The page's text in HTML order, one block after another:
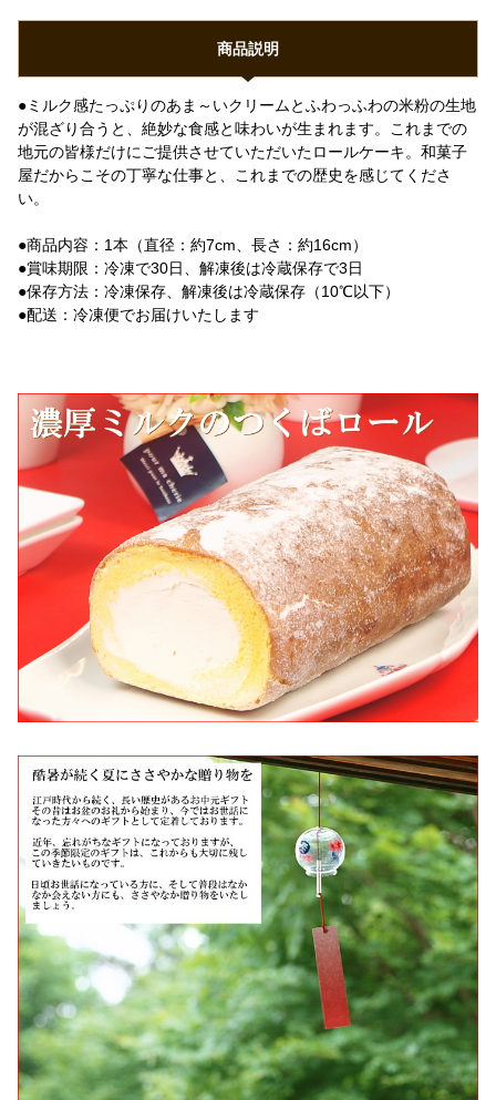
商品説明
●ミルク感たっぷりのあま～いクリームとふわっふわの米粉の生地
が混ざり合うと、絶妙な食感と味わいが生まれます。これまでの
地元の皆様だけにご提供させていただいたロールケーキ。和菓子
屋だからこその丁寧な仕事と、これまでの歴史を感じてくださ
い。
●商品内容：1本（直径：約7cm、長さ：約16cm）
●賞味期限：冷凍で30日、解凍後は冷蔵保存で3日
●保存方法：冷凍保存、解凍後は冷蔵保存（10℃以下）
●配送：冷凍便でお届けいたします